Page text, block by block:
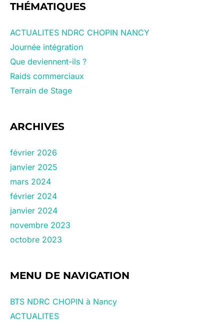
THÉMATIQUES
ACTUALITES NDRC CHOPIN NANCY
Journée intégration
Que deviennent-ils ?
Raids commerciaux
Terrain de Stage
ARCHIVES
février 2026
janvier 2025
mars 2024
février 2024
janvier 2024
novembre 2023
octobre 2023
MENU DE NAVIGATION
BTS NDRC CHOPIN à Nancy
ACTUALITES